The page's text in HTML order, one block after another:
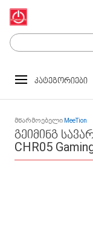
კატეგორიები
მწარმოებელი MeeTion
გეიმინგ
CHR05